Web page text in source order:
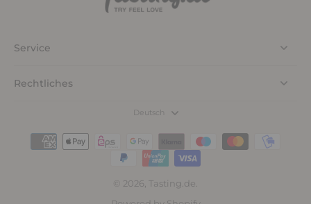
Service
Rechtliches
Deutsch
© 2026, Tasting.de.